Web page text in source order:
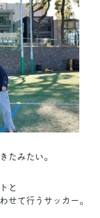
たみたい。
と
せて行うサッカー。